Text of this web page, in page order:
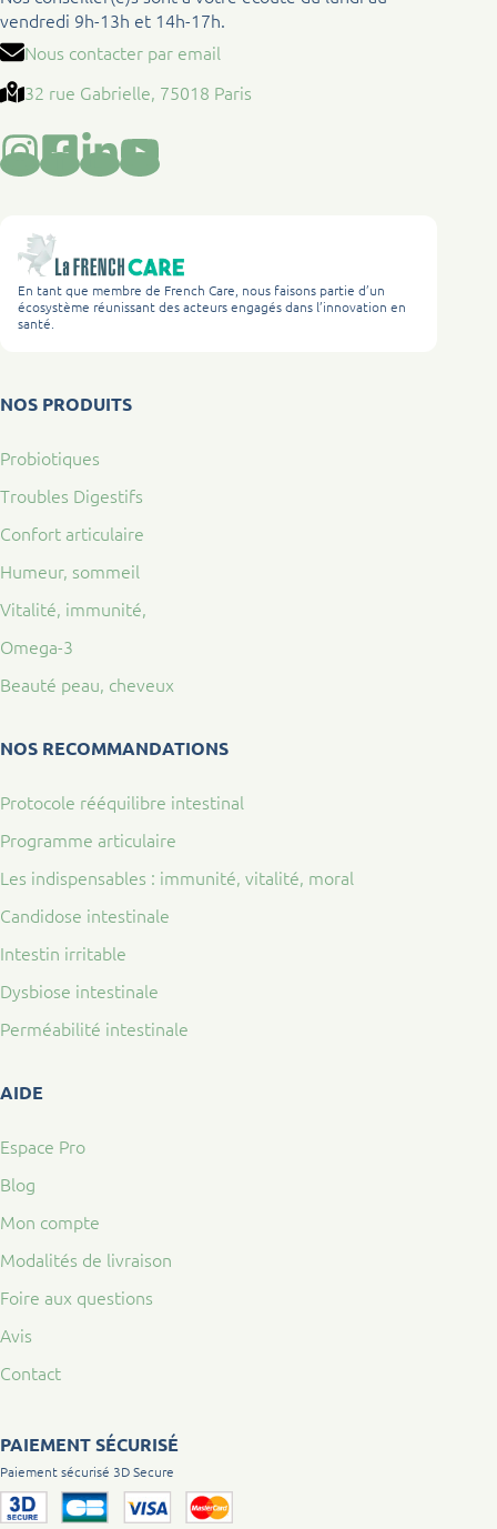
vendredi 9h-13h et 14h-17h.
Nous contacter par email
32 rue Gabrielle, 75018 Paris
En tant que membre de French Care, nous faisons partie d’un
écosystème réunissant des acteurs engagés dans l’innovation en
santé.
NOS PRODUITS
Probiotiques
Troubles Digestifs
Confort articulaire
Humeur, sommeil
Vitalité, immunité,
Omega-3
Beauté peau, cheveux
NOS RECOMMANDATIONS
Protocole rééquilibre intestinal
Programme articulaire
Les indispensables : immunité, vitalité, moral
Candidose intestinale
Intestin irritable
Dysbiose intestinale
Perméabilité intestinale
AIDE
Espace Pro
Blog
Mon compte
Modalités de livraison
Foire aux questions
Avis
Contact
PAIEMENT SÉCURISÉ
Paiement sécurisé 3D Secure